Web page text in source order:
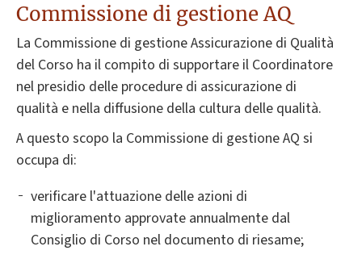
Commissione di gestione AQ
La Commissione di gestione Assicurazione di Qualità
del Corso ha il compito di supportare il Coordinatore
nel presidio delle procedure di assicurazione di
qualità e nella diffusione della cultura delle qualità.
A questo scopo la Commissione di gestione AQ si
occupa di:
verificare l'attuazione delle azioni di
miglioramento approvate annualmente dal
Consiglio di Corso nel documento di riesame;